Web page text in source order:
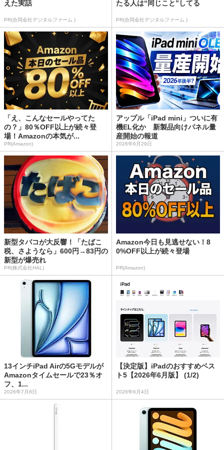
えた実話
PR(合同会社デジタルファーム )
たる人は“同じこと”してる
PR(合同会社デジタルファーム )
「え、こんなセールやってた
の？」80％OFF以上が続々登
場！Amazonの本気が...
PR(Amazon)
アップル「iPad mini」ついに有
機EL化か 新製品向けパネル量
産開始の報道
2026年6月29日
新型タバコが大反響！「たばこ
税、さようなら」600円→83円の
新型が爆売れ
PR(株式会社HAL)
Amazon今日も見逃せない！8
0%OFF以上が続々登場
PR(Amazon)
13インチiPad Airの5Gモデルが
Amazonタイムセールで23％オ
フ、1...
2026年7月8日
【決定版】iPadのおすすめベス
ト5【2026年6月版】 (1/2)
2026年6月4日